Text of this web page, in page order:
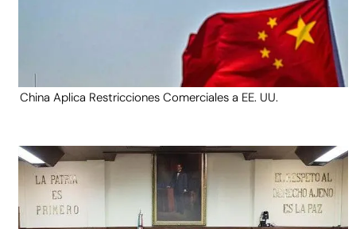
China Aplica Restricciones Comerciales a EE. UU.